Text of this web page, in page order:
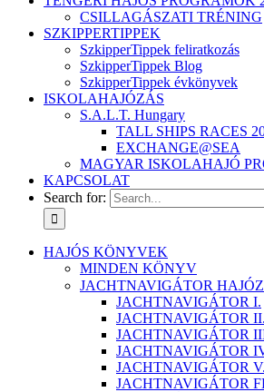
CSILLAGÁSZATI TRÉNING
SZKIPPERTIPPEK
SzkipperTippek feliratkozás
SzkipperTippek Blog
SzkipperTippek évkönyvek
ISKOLAHAJÓZÁS
S.A.L.T. Hungary
TALL SHIPS RACES
EXCHANGE@SEA
MAGYAR ISKOLAHAJÓ
KAPCSOLAT
Search for:
HAJÓS KÖNYVEK
MINDEN KÖNYV
JACHTNAVIGÁTOR
JACHTNAVIGÁTOR I.
JACHTNAVIGÁTOR II.
JACHTNAVIGÁTOR
JACHTNAVIGÁTOR
JACHTNAVIGÁTOR V.
JACHTNAVIGÁTOR